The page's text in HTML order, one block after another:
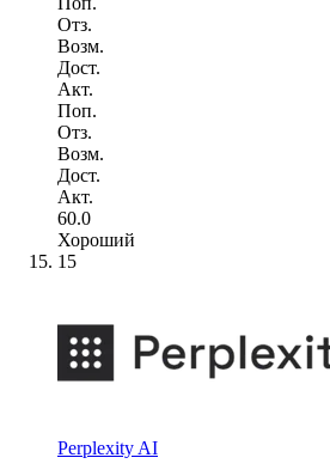
Отз.
Возм.
Дост.
Акт.
Поп.
Отз.
Возм.
Дост.
Акт.
60.0
Хороший
15
Perplexity AI